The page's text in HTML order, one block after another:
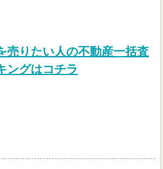
売りたい人の不動産一括査
ングはコチラ